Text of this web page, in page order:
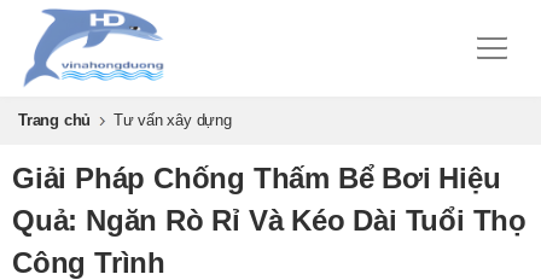
Trang chủ Tư vấn xây dựng
Giải Pháp Chống Thấm Bể Bơi Hiệu
Quả: Ngăn Rò Rỉ Và Kéo Dài Tuổi Thọ
Công Trình